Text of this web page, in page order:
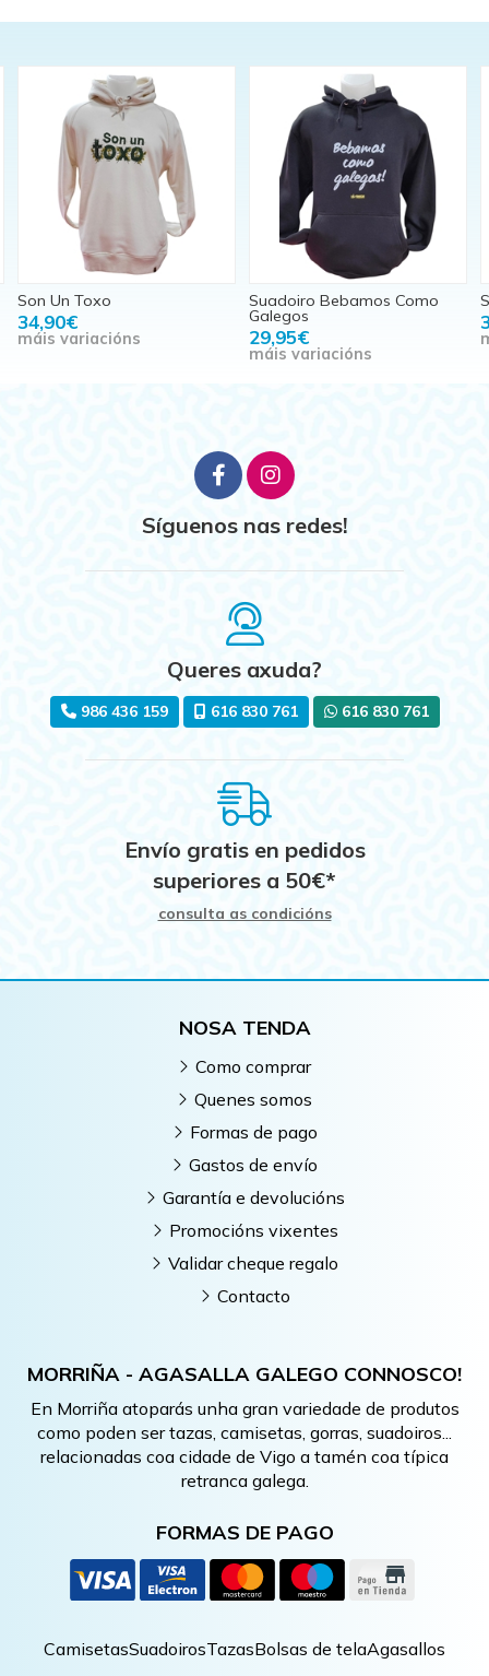
Suadoiro Bebamos Como
Galegos
29,95€
Suadoiro Vigo Sol
36,95€
máis variacións
Síguenos nas redes!
Queres axuda?
986 436 159 616 830 761 616 830 761
Envío gratis en pedidos
superiores a 50€*
consulta as condicións
MORRIÑA - AGASALLA GALEGO CONNOSCO!
En Morriña atoparás unha gran variedade de produtos
como poden ser tazas, camisetas, gorras, suadoiros...
relacionadas coa cidade de Vigo a tamén coa típica
retranca galega.
FORMAS DE PAGO
NOSA TENDA
Como comprar
Quenes somos
Formas de pago
Gastos de envío
Garantía e devolucións
Promocións vixentes
Validar cheque regalo
Contacto
CamisetasSuadoirosTazasBolsas de telaAgasallos